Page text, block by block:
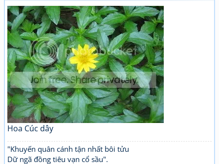
Hoa Cúc dây
"Khuyến quân cánh tận nhất bôi tửu
Dữ ngã đồng tiêu vạn cổ sầu".